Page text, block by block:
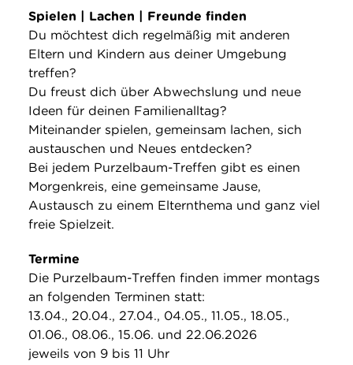
Spielen | Lachen | Freunde finden
Du möchtest dich regelmäßig mit anderen
Eltern und Kindern aus deiner Umgebung
treffen?
Du freust dich über Abwechslung und neue
Ideen für deinen Familienalltag?
Miteinander spielen, gemeinsam lachen, sich
austauschen und Neues entdecken?
Bei jedem Purzelbaum-Treffen gibt es einen
Morgenkreis, eine gemeinsame Jause,
Austausch zu einem Elternthema und ganz viel
freie Spielzeit.
Termine
Die Purzelbaum-Treffen finden immer montags
an folgenden Terminen statt:
13.04., 20.04., 27.04., 04.05., 11.05., 18.05.,
01.06., 08.06., 15.06. und 22.06.2026
jeweils von 9 bis 11 Uhr